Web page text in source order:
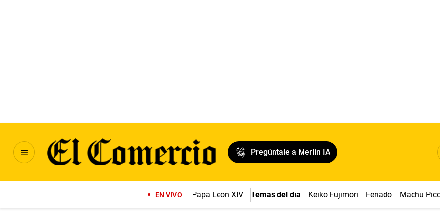
Pregúntale a Merlín IA
EN VIVO Papa León XIV Temas del día Keiko Fujimori Feriado Machu